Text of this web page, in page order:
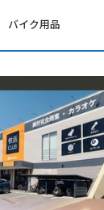
バイク用品